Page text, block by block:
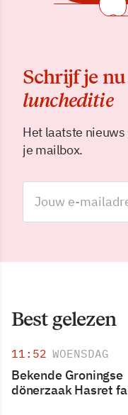
Schrijf je
luncheditie
Het laatste
je mailbox.
Best gelezen
11:52 WOENSDAG
Bekende Groningse
dönerzaak Hasret